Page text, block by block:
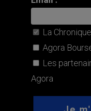
La
Agora
Les
Agora